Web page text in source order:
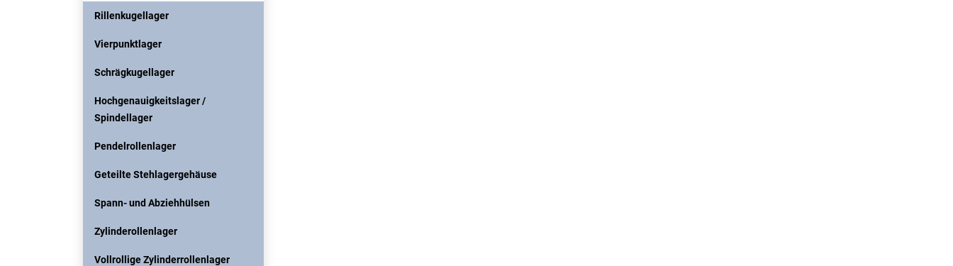
Rillenkugellager
Vierpunktlager
Schrägkugellager
Hochgenauigkeitslager /
Spindellager
Pendelrollenlager
Geteilte Stehlagergehäuse
Spann- und Abziehhülsen
Zylinderollenlager
Vollrollige Zylinderrollenlager